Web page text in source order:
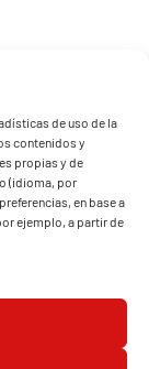
de uso de la
contenidos y
propias y de
(idioma, por
en base a
ejemplo, a partir de
por ECU
electrónica
BULLET